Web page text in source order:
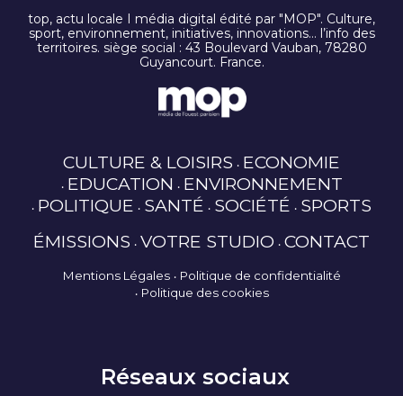
top, actu locale I média digital édité par "MOP". Culture,
sport, environnement, initiatives, innovations… l’info des
territoires. siège social : 43 Boulevard Vauban, 78280
Guyancourt. France.
CULTURE & LOISIRS ECONOMIE
EDUCATION ENVIRONNEMENT
POLITIQUE SANTÉ SOCIÉTÉ SPORTS
ÉMISSIONS VOTRE STUDIO CONTACT
Mentions Légales
Politique de confidentialité
Politique des cookies
Réseaux sociaux